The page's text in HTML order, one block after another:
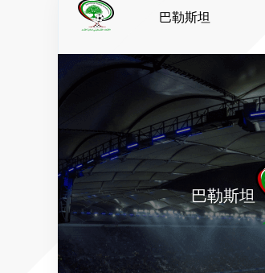
巴勒斯坦
巴勒斯坦